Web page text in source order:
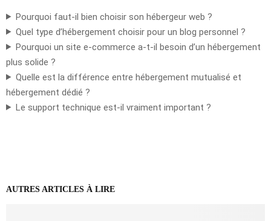
Pourquoi faut-il bien choisir son hébergeur web ?
Quel type d’hébergement choisir pour un blog personnel ?
Pourquoi un site e-commerce a-t-il besoin d’un hébergement
plus solide ?
Quelle est la différence entre hébergement mutualisé et
hébergement dédié ?
Le support technique est-il vraiment important ?
AUTRES ARTICLES À LIRE